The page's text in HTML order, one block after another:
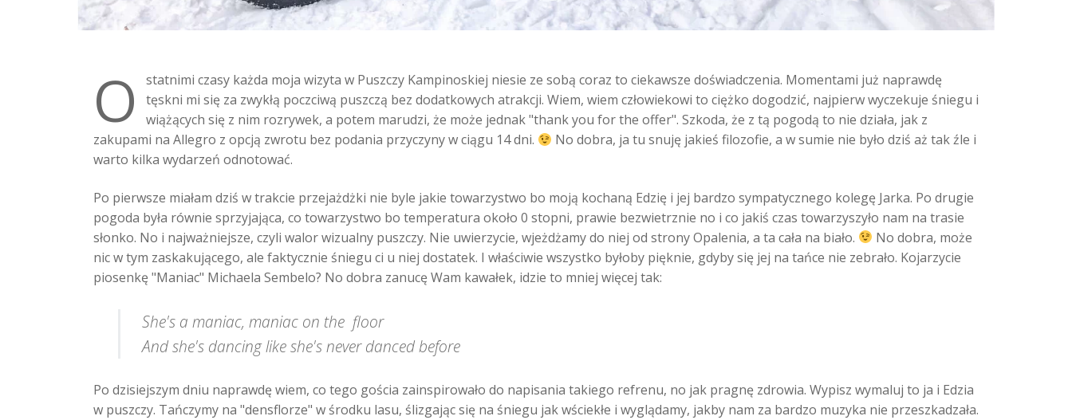
O
statnimi czasy każda moja wizyta w Puszczy Kampinoskiej niesie ze sobą coraz to ciekawsze doświadczenia. Momentami już naprawdę
tęskni mi się za zwykłą poczciwą puszczą bez dodatkowych atrakcji. Wiem, wiem człowiekowi to ciężko dogodzić, najpierw wyczekuje śniegu i
wiążących się z nim rozrywek, a potem marudzi, że może jednak "thank you for the offer". Szkoda, że z tą pogodą to nie działa, jak z
zakupami na Allegro z opcją zwrotu bez podania przyczyny w ciągu 14 dni.
No dobra, ja tu snuję jakieś filozofie, a w sumie nie było dziś aż tak źle i
warto kilka wydarzeń odnotować.
Po pierwsze miałam dziś w trakcie przejażdżki nie byle jakie towarzystwo bo moją kochaną Edzię i jej bardzo sympatycznego kolegę Jarka. Po drugie
pogoda była równie sprzyjająca, co towarzystwo bo temperatura około 0 stopni, prawie bezwietrznie no i co jakiś czas towarzyszyło nam na trasie
słonko. No i najważniejsze, czyli walor wizualny puszczy. Nie uwierzycie, wjeżdżamy do niej od strony Opalenia, a ta cała na biało.
No dobra, może
nic w tym zaskakującego, ale faktycznie śniegu ci u niej dostatek. I właściwie wszystko byłoby pięknie, gdyby się jej na tańce nie zebrało. Kojarzycie
piosenkę "Maniac" Michaela Sembelo? No dobra zanucę Wam kawałek, idzie to mniej więcej tak:
She's a maniac, maniac on the floor
And she's dancing like she's never danced before
Po dzisiejszym dniu naprawdę wiem, co tego gościa zainspirowało do napisania takiego refrenu, no jak pragnę zdrowia. Wypisz wymaluj to ja i Edzia
w puszczy. Tańczymy na "densflorze" w środku lasu, ślizgając się na śniegu jak wściekłe i wyglądamy, jakby nam za bardzo muzyka nie przeszkadzała.